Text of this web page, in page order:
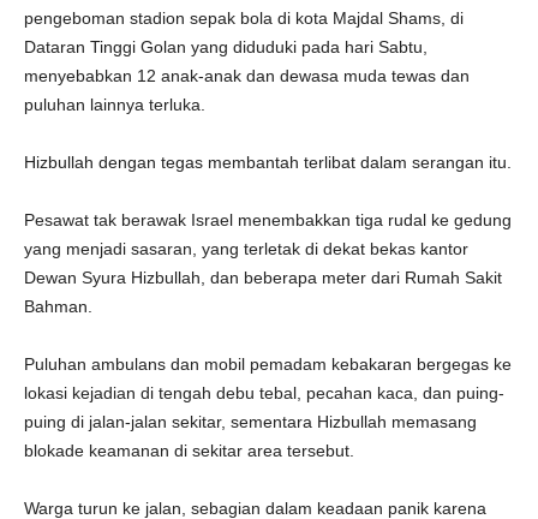
pengeboman stadion sepak bola di kota Majdal Shams, di
Dataran Tinggi Golan yang diduduki pada hari Sabtu,
menyebabkan 12 anak-anak dan dewasa muda tewas dan
puluhan lainnya terluka.
Hizbullah dengan tegas membantah terlibat dalam serangan itu.
Pesawat tak berawak Israel menembakkan tiga rudal ke gedung
yang menjadi sasaran, yang terletak di dekat bekas kantor
Dewan Syura Hizbullah, dan beberapa meter dari Rumah Sakit
Bahman.
Puluhan ambulans dan mobil pemadam kebakaran bergegas ke
lokasi kejadian di tengah debu tebal, pecahan kaca, dan puing-
puing di jalan-jalan sekitar, sementara Hizbullah memasang
blokade keamanan di sekitar area tersebut.
Warga turun ke jalan, sebagian dalam keadaan panik karena